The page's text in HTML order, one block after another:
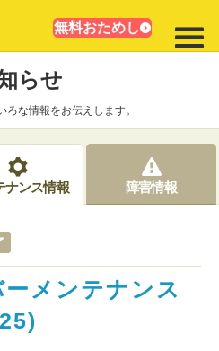
無料おためし
らせ
ろな情報をお伝えします。
ナンス情報 障害情報
ーメンテナンス